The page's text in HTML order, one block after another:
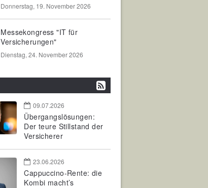
Donnerstag, 19. November 2026
Messekongress "IT für
Versicherungen"
Dienstag, 24. November 2026
09.07.2026
Übergangslösungen:
Der teure Stillstand der
Versicherer
23.06.2026
Cappuccino-Rente: die
Kombi macht’s